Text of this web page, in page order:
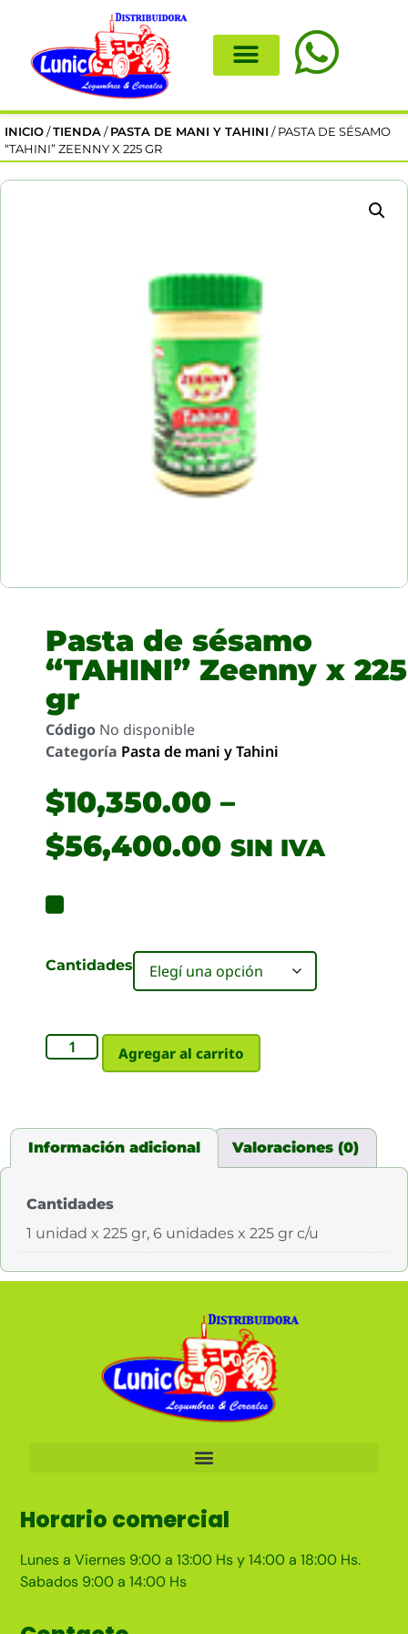
INICIO /TIENDA / PASTA DE MANI Y TAHINI / PASTA DE SÉSAMO
“TAHINI” ZEENNY X 225 GR
Pasta de sésamo
“TAHINI” Zeenny x 225
gr
Código No disponible
Categoría Pasta de mani y Tahini
$10,350.00 –
$56,400.00 SIN IVA
Cantidades
Agregar al carrito
Información adicional Valoraciones (0)
Cantidades
1 unidad x 225 gr, 6 unidades x 225 gr c/u
Horario comercial
Lunes a Viernes 9:00 a 13:00 Hs y 14:00 a 18:00 Hs.
Sabados 9:00 a 14:00 Hs